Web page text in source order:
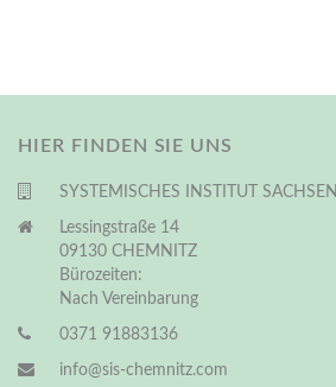
HIER FINDEN SIE UNS
SYSTEMISCHES INSTITUT SACHSEN
Lessingstraße 14
09130 CHEMNITZ
Bürozeiten:
Nach Vereinbarung
0371 91883136
info@sis-chemnitz.com